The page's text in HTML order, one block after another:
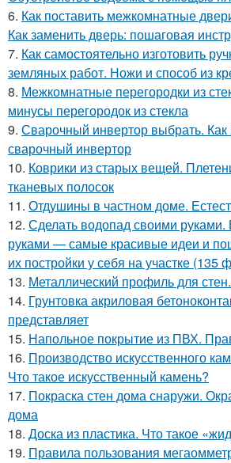
6. Как поставить межкомнатные
Как заменить дверь: пошаговая
7. Как самостоятельно изготовить
земляных работ. Ножи и способ из
8. Межкомнатные перегородки из
минусы перегородок из стекла
9. Сварочный инвертор выбрать.
сварочный инвертор
10. Коврики из старых вещей.
тканевых полосок
11. Отдушины в частном доме.
12. Сделать водопад своими
руками — самые красивые идеи и
их постройки у себя на участке (135
13. Металлический профиль для
14. Грунтовка акриловая
представляет
15. Напольное покрытие из ПВХ.
16. Производство искусственного
Что такое искусственный камень?
17. Покраска стен дома снаружи.
дома
18. Доска из пластика. Что такое
19. Правила пользования